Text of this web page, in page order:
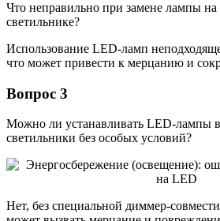
Что неправильно при замене лампы
светильнике?
Использование LED-ламп
что может привести к мерцанию и
Вопрос 3
Можно ли устанавливать LED-лампы
светильники без особых условий?
Нет, без специальной диммер-